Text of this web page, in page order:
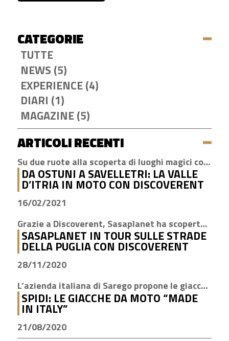
CATEGORIE
TUTTE
NEWS (5)
EXPERIENCE (4)
DIARI (1)
MAGAZINE (5)
ARTICOLI RECENTI
Su due ruote alla scoperta di luoghi magici come Cisternino, Locorotondo e Alberobello
DA OSTUNI A SAVELLETRI: LA VALLE
D’ITRIA IN MOTO CON DISCOVERENT
16/02/2021
Grazie a Discoverent, Sasaplanet ha scoperto la magia della nostra amata regione
SASAPLANET IN TOUR SULLE STRADE
DELLA PUGLIA CON DISCOVERENT
28/11/2020
L’azienda italiana di Sarego propone le giacche con la tecnologia H2Out, impermeabile, antivento e traspirante
SPIDI: LE GIACCHE DA MOTO “MADE
IN ITALY”
21/08/2020